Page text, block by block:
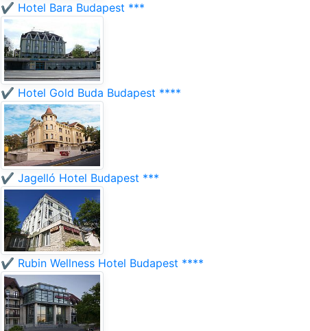
✔️ Hotel Bara Budapest ***
✔️ Hotel Gold Buda Budapest ****
✔️ Jagelló Hotel Budapest ***
✔️ Rubin Wellness Hotel Budapest ****